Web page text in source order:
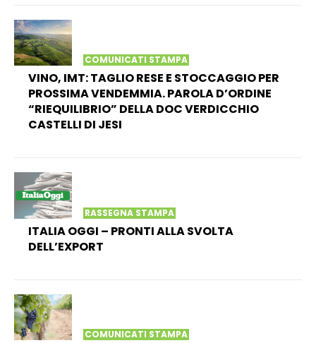
COMUNICATI STAMPA
VINO, IMT: TAGLIO RESE E STOCCAGGIO PER
PROSSIMA VENDEMMIA. PAROLA D’ORDINE
“RIEQUILIBRIO” DELLA DOC VERDICCHIO
CASTELLI DI JESI
RASSEGNA STAMPA
ITALIA OGGI – PRONTI ALLA SVOLTA
DELL’EXPORT
COMUNICATI STAMPA